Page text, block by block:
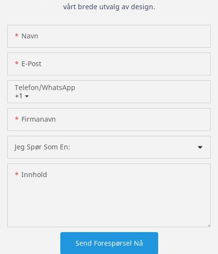
vårt brede utvalg av design.
Navn
E-Post
+1
Telefon/whatsApp
Firmanavn
Jeg Spør Som En:
Innhold
Send Forespørsel Nå